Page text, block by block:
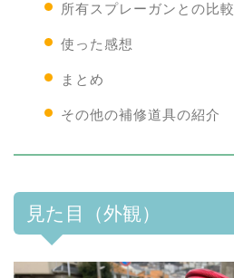
所有スプレーガンとの比較
使った感想
まとめ
その他の補修道具の紹介
見た目（外観）